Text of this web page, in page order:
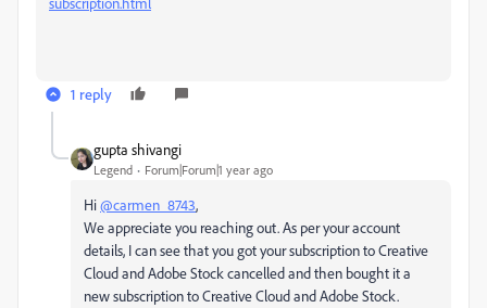
1 reply
gupta shivangi
Legend Forum|Forum|1 year ago
Hi@carmen_8743,
We appreciate you reaching out. As per your account
details, I can see that you got your subscription to Creative
Cloud and Adobe Stock cancelled and then bought it a
new subscription to Creative Cloud and Adobe Stock.